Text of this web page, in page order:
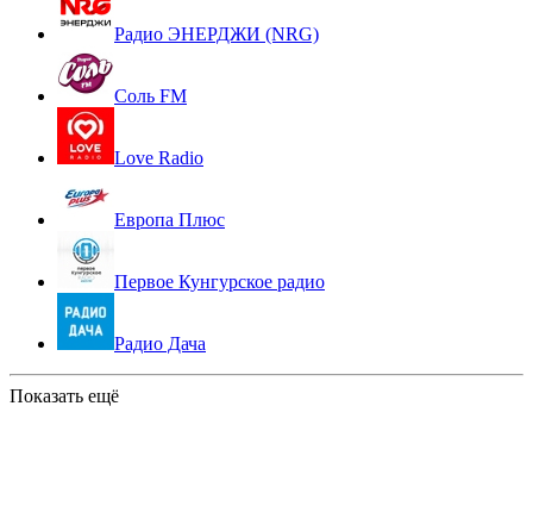
Радио ЭНЕРДЖИ (NRG)
Соль FM
Love Radio
Европа Плюс
Первое Кунгурское радио
Радио Дача
Показать ещё